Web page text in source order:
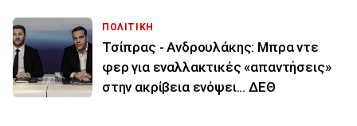
ΠΟΛΙΤΙΚΗ
Τσίπρας - Ανδρουλάκης: Μπρα ντε
φερ για εναλλακτικές «απαντήσεις»
στην ακρίβεια ενόψει... ΔΕΘ